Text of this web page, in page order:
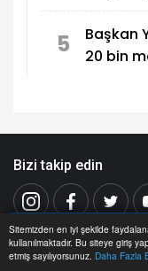
Sitemizden en iyi şekilde
kullanılmaktadır. Bu siteye giriş
etmiş sayılıyorsunuz. Daha Fazla
5
Başkan
20 bin
Bizi takip edin
Uygulamalarımızı
Anasayfa